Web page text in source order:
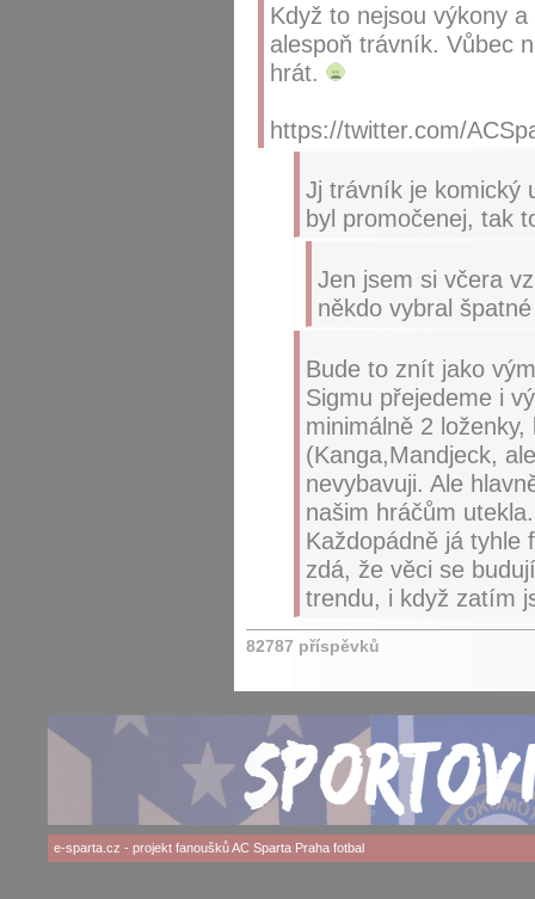
Když to nejsou výkony
alespoň trávník. Vůbec
hrát.
https://twitter.com/
Jj trávník je komický
byl promočenej, tak
Jen jsem si včera
někdo vybral
Bude to znít jako
Sigmu přejedeme i
minimálně 2
(Kanga,Mandjeck,
nevybavuji. Ale
našim hráčům utekla.
Každopádně já tyhle
zdá, že věci se
trendu, i když zatím
82787 příspěvků
e-sparta.cz - projekt fanouškůAC Sparta Prahafotbal